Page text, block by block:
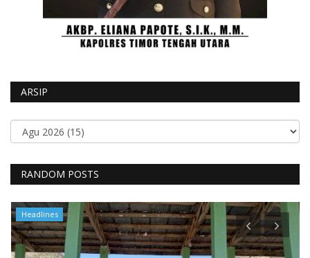
ARSIP
RANDOM POSTS
Headlines